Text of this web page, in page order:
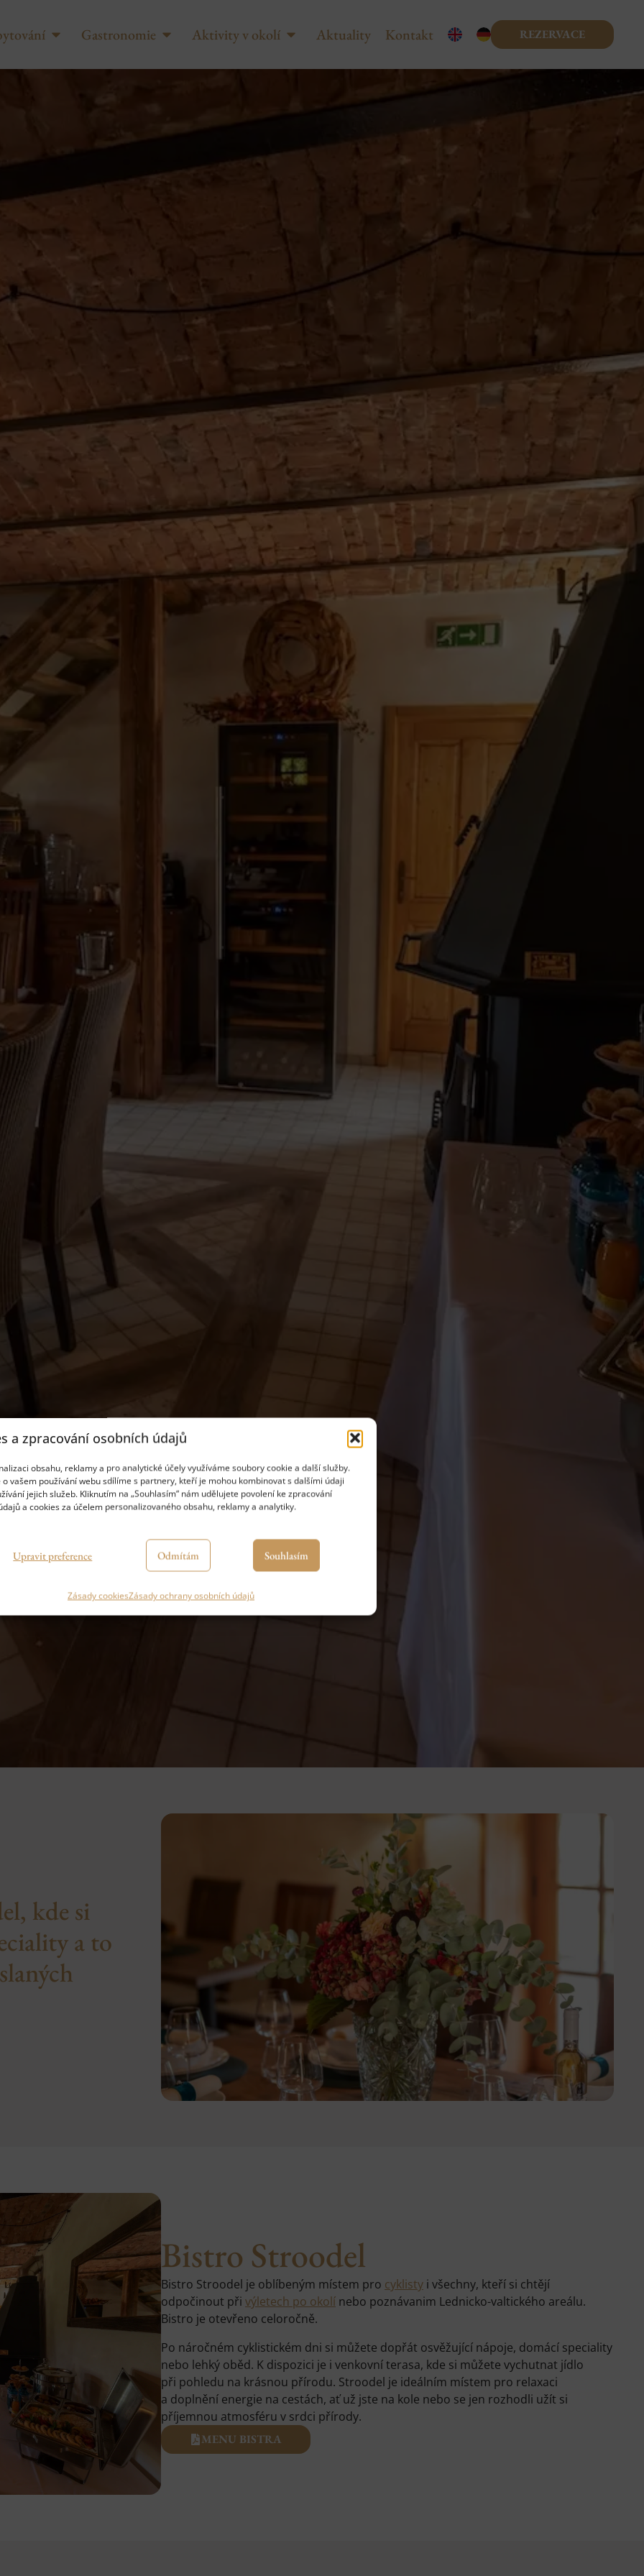
a zpracování osobních údajů
obsahu, reklamy a pro analytické účely využíváme soubory cookie a další služby.
o vašem používání webu sdílíme s partnery, kteří je mohou kombinovat s dalšími údaji
jejich služeb. Kliknutím na „Souhlasím“ nám udělujete povolení ke zpracování
a cookies za účelem personalizovaného obsahu, reklamy a analytiky.
Souhlasím
Odmítám
Upravit preference
Zásady cookiesZásady ochrany osobních údajů
Gastronomie Aktivity v okolí Aktuality Kontakt REZERVACE
kde si
a to
Bistro Stroodel
Bistro Stroodel je oblíbeným místem pro cyklisty i všechny, kteří si chtějí
odpočinout při výletech po okolí nebo poznávanim Lednicko-valtického areálu.
Bistro je otevřeno celoročně.
Po náročném cyklistickém dni si můžete dopřát osvěžující nápoje, domácí speciality
nebo lehký oběd. K dispozici je i venkovní terasa, kde si můžete vychutnat jídlo
při pohledu na krásnou přírodu. Stroodel je ideálním místem pro relaxaci
a doplnění energie na cestách, ať už jste na kole nebo se jen rozhodli užít si
příjemnou atmosféru v srdci přírody.
MENU BISTRA